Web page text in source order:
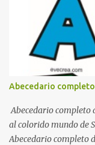
boxeo Ideas para
que se pueden hacer
Abecedario
Abecedario completo
al colorido mundo de
Abecedario completo